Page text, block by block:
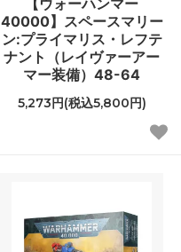
【ウォーハンマー
40000】スペースマリー
ン:プライマリス・レフテ
ナント（レイヴァーアー
マー装備）48-64
5,273円(税込5,800円)